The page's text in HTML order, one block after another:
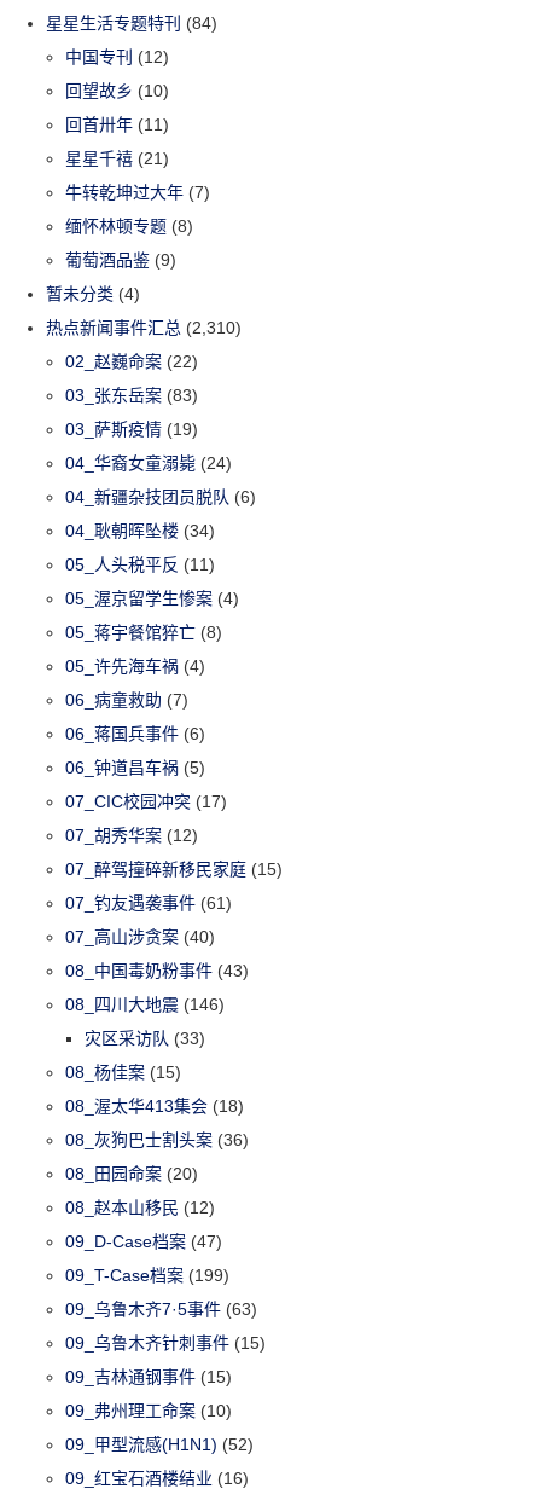
星星生活专题特刊 (84)
中国专刊 (12)
回望故乡 (10)
回首卅年 (11)
星星千禧 (21)
牛转乾坤过大年 (7)
缅怀林顿专题 (8)
葡萄酒品鉴 (9)
暂未分类 (4)
热点新闻事件汇总 (2,310)
02_赵巍命案 (22)
03_张东岳案 (83)
03_萨斯疫情 (19)
04_华裔女童溺毙 (24)
04_新疆杂技团员脱队 (6)
04_耿朝晖坠楼 (34)
05_人头税平反 (11)
05_渥京留学生惨案 (4)
05_蒋宇餐馆猝亡 (8)
05_许先海车祸 (4)
06_病童救助 (7)
06_蒋国兵事件 (6)
06_钟道昌车祸 (5)
07_CIC校园冲突 (17)
07_胡秀华案 (12)
07_醉驾撞碎新移民家庭 (15)
07_钓友遇袭事件 (61)
07_高山涉贪案 (40)
08_中国毒奶粉事件 (43)
08_四川大地震 (146)
灾区采访队 (33)
08_杨佳案 (15)
08_渥太华413集会 (18)
08_灰狗巴士割头案 (36)
08_田园命案 (20)
08_赵本山移民 (12)
09_D-Case档案 (47)
09_T-Case档案 (199)
09_乌鲁木齐7·5事件 (63)
09_乌鲁木齐针刺事件 (15)
09_吉林通钢事件 (15)
09_弗州理工命案 (10)
09_甲型流感(H1N1) (52)
09_红宝石酒楼结业 (16)